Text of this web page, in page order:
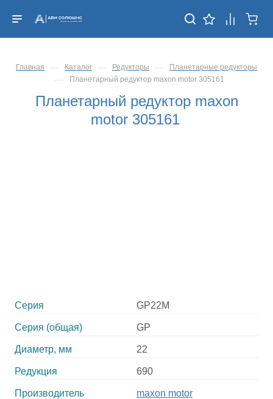
Главная — Каталог — Редукторы — Планетарные редукторы
— Планетарный редуктор maxon motor 305161
Планетарный редуктор maxon
motor 305161
Серия GP22M
Серия (общая) GP
Диаметр, мм 22
Редукция 690
Производитель maxon motor